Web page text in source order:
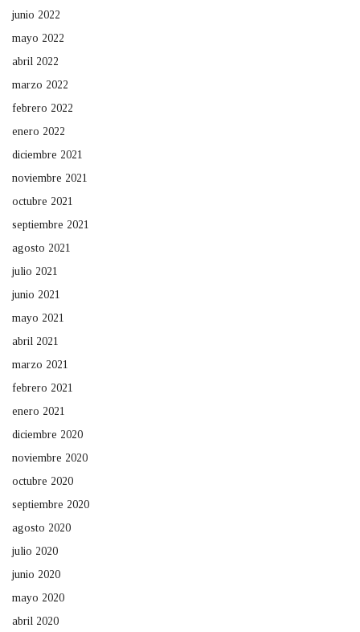
junio 2022
mayo 2022
abril 2022
marzo 2022
febrero 2022
enero 2022
diciembre 2021
noviembre 2021
octubre 2021
septiembre 2021
agosto 2021
julio 2021
junio 2021
mayo 2021
abril 2021
marzo 2021
febrero 2021
enero 2021
diciembre 2020
noviembre 2020
octubre 2020
septiembre 2020
agosto 2020
julio 2020
junio 2020
mayo 2020
abril 2020